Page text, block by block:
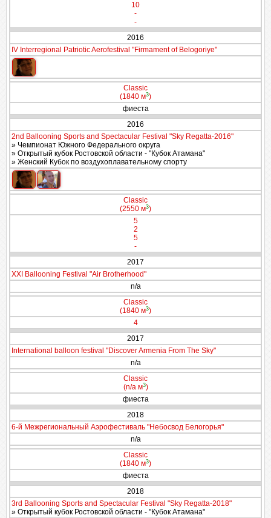
10
-
-
2016
IV Interregional Patriotic Aerofestival "Firmament of Belogoriye"
Classic
(1840 м3)
фиеста
2016
2nd Ballooning Sports and Spectacular Festival "Sky Regatta-2016"
» Чемпионат Южного Федерального округа
» Открытый кубок Ростовской области - "Кубок Атамана"
» Женский Кубок по воздухоплавательному спорту
Classic
(2550 м3)
5
2
5
-
2017
XXI Ballooning Festival "Air Brotherhood"
n/a
Classic
(1840 м3)
4
2017
International balloon festival "Discover Armenia From The Sky"
n/a
Classic
(n/a м3)
фиеста
2018
6-й Межрегиональный Аэрофестиваль "Небосвод Белогорья"
n/a
Classic
(1840 м3)
фиеста
2018
3rd Ballooning Sports and Spectacular Festival "Sky Regatta-2018"
» Открытый кубок Ростовской области - "Кубок Атамана"